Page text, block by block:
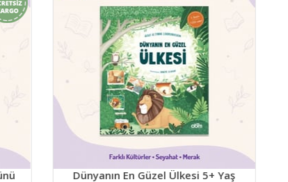
Dünyanın En Güzel Ülkesi 5+ Yaş